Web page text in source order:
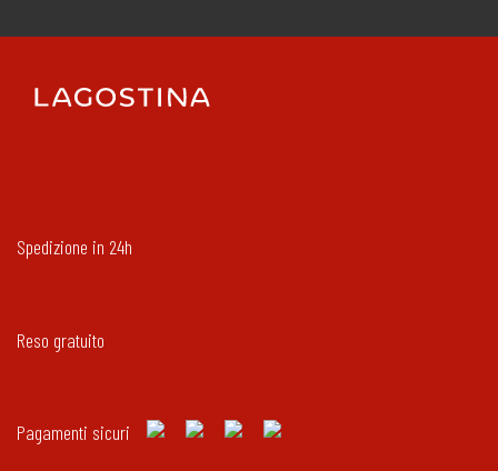
Spedizione in 24h
Reso gratuito
Pagamenti sicuri